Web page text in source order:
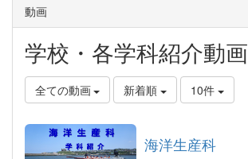
動画
学校・各学科紹介動画
全ての動画 新着順 10件
海洋生産科